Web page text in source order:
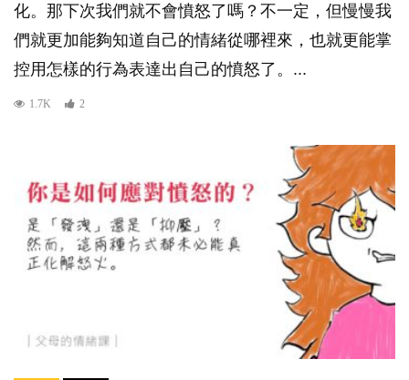
化。那下次我們就不會憤怒了嗎？不一定，但慢慢我
們就更加能夠知道自己的情緒從哪裡來，也就更能掌
控用怎樣的行為表達出自己的憤怒了。...
1.7K 2